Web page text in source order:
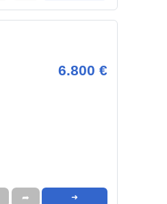
6.800 €
➦ ➜